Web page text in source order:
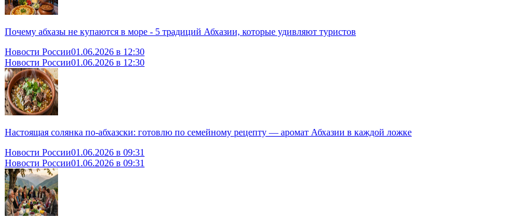
Почему абхазы не купаются в море - 5 традиций Абхазии, которые удивляют туристов
Новости России01.06.2026 в 12:30
Новости России01.06.2026 в 12:30
Настоящая солянка по‑абхазски: готовлю по семейному рецепту — аромат Абхазии в каждой ложке
Новости России01.06.2026 в 09:31
Новости России01.06.2026 в 09:31